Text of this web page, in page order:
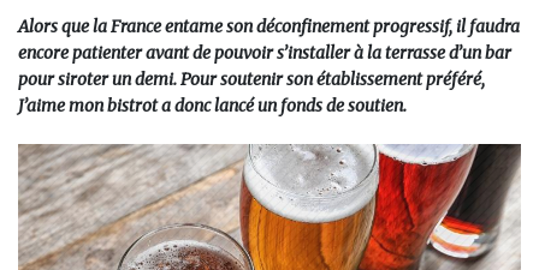
Alors que la France entame son déconfinement progressif, il faudra
encore patienter avant de pouvoir s’installer à la terrasse d’un bar
pour siroter un demi. Pour soutenir son établissement préféré,
J’aime mon bistrot a donc lancé un fonds de soutien.